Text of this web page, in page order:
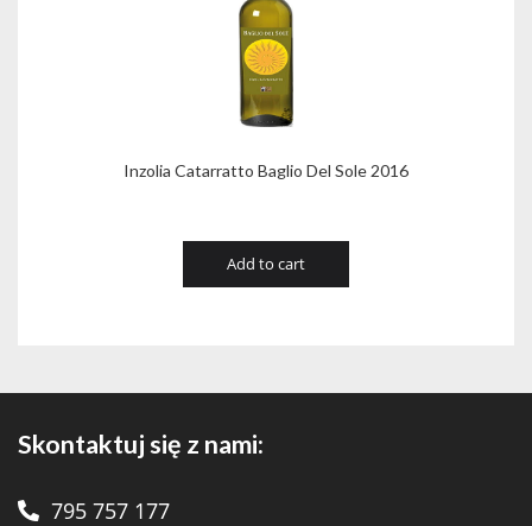
Inzolia Catarratto Baglio Del Sole 2016
Add to cart
Skontaktuj się z nami:
795 757 177